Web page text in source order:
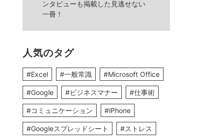
ンタビューも掲載した見逃せない
一冊！
人気のタグ
#Excel #一般常識 #Microsoft Office
#Google #ビジネスマナー #仕事術
#コミュニケーション #iPhone
#Googleスプレッドシート #ストレス